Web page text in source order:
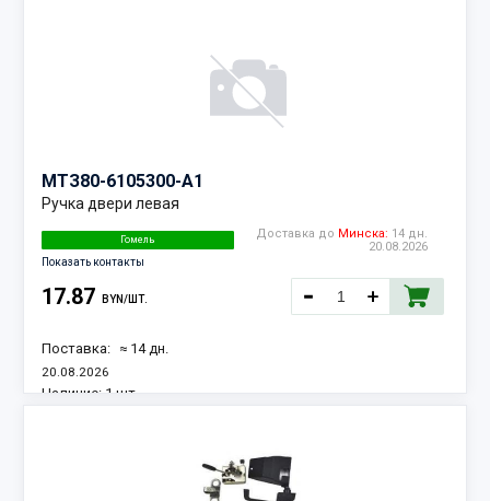
МТЗ80-6105300-А1
Ручка двери левая
Гомель
Показать контакты
Доставка до Минска: 14 дн.
20.08.2026
17.87 BYN/ШТ.
Поставка: ≈ 14 дн.
20.08.2026
Наличие: 1 шт.